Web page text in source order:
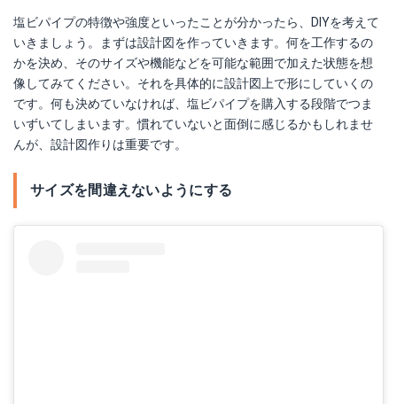
塩ビパイプの特徴や強度といったことが分かったら、DIYを考えて
いきましょう。まずは設計図を作っていきます。何を工作するの
かを決め、そのサイズや機能などを可能な範囲で加えた状態を想
像してみてください。それを具体的に設計図上で形にしていくの
です。何も決めていなければ、塩ビパイプを購入する段階でつま
いずいてしまいます。慣れていないと面倒に感じるかもしれませ
んが、設計図作りは重要です。
サイズを間違えないようにする